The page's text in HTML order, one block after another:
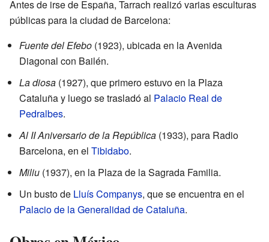
Antes de irse de España, Tarrach realizó varias esculturas
públicas para la ciudad de Barcelona:
Fuente del Efebo (1923), ubicada en la Avenida
Diagonal con Bailén.
La diosa (1927), que primero estuvo en la Plaza
Cataluña y luego se trasladó al Palacio Real de
Pedralbes.
Al II Aniversario de la República (1933), para Radio
Barcelona, en el Tibidabo.
Miliu (1937), en la Plaza de la Sagrada Familia.
Un busto de Lluís Companys, que se encuentra en el
Palacio de la Generalidad de Cataluña.